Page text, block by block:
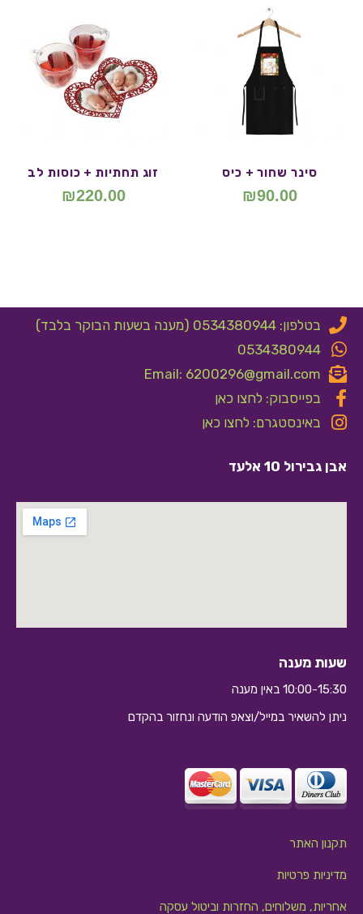
סינר שחור + כיס
₪90.00
זוג תחתיות + כוסות לב
₪220.00
בטלפון: 0534380944 (מענה בשעות הבוקר בלבד)
0534380944
Email: 6200296@gmail.com
בפייסבוק: לחצו כאן
באינסטגרם: לחצו כאן
אבן גבירול 10 אלעד
שעות מענה
10:00-15:30 באין מענה
ניתן להשאיר במייל/וצאפ הודעה ונחזור בהקדם
תקנון האתר
מדיניות פרטיות
אחריות, משלוחים, החזרות וביטול עסקה